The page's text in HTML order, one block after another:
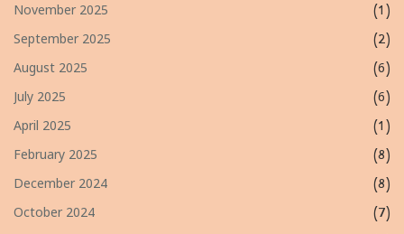
November 2025
(1)
September 2025
(2)
August 2025
(6)
July 2025
(6)
April 2025
(1)
February 2025
(8)
December 2024
(8)
October 2024
(7)